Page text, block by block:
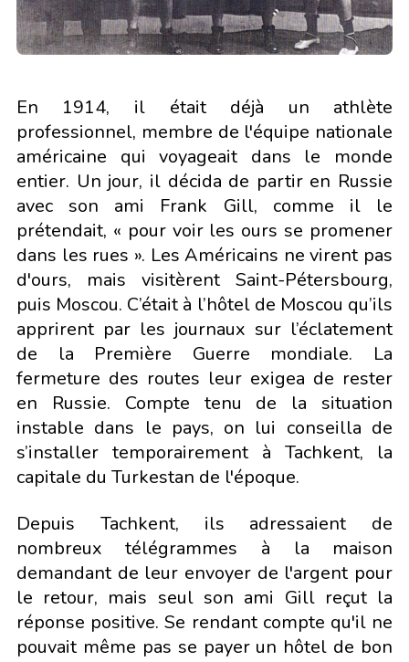
En 1914, il était déjà un athlète
professionnel, membre de l'équipe nationale
américaine qui voyageait dans le monde
entier. Un jour, il décida de partir en Russie
avec son ami Frank Gill, comme il le
prétendait, « pour voir les ours se promener
dans les rues ». Les Américains ne virent pas
d'ours, mais visitèrent Saint-Pétersbourg,
puis Moscou. C’était à l’hôtel de Moscou qu’ils
apprirent par les journaux sur l’éclatement
de la Première Guerre mondiale. La
fermeture des routes leur exigea de rester
en Russie. Compte tenu de la situation
instable dans le pays, on lui conseilla de
s’installer temporairement à Tachkent, la
capitale du Turkestan de l'époque.
Depuis Tachkent, ils adressaient de
nombreux télégrammes à la maison
demandant de leur envoyer de l'argent pour
le retour, mais seul son ami Gill reçut la
réponse positive. Se rendant compte qu'il ne
pouvait même pas se payer un hôtel de bon